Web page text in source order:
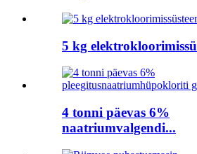
5 kg
4 tonni päevas 6%
naatriumvalgendi...